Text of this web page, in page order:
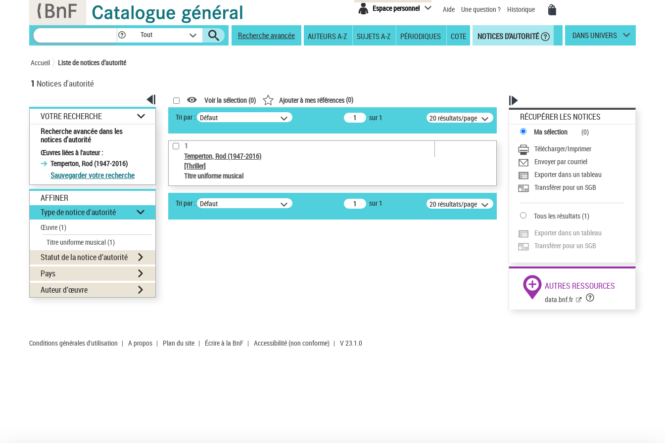
Espace personnel Aide Une question ? Historique
Tout Recherche avancée AUTEURS A-Z SUJETS A-Z PÉRIODIQUES COTE NOTICES D'AUTORITÉ DANS UNIVERS
Accueil Liste de notices d’autorité
1 Notices d'autorité
VOTRE RECHERCHE
Recherche avancée dans les
notices d’autorité
Œuvres liées à l'auteur :
Temperton, Rod (1947-2016)
Sauvegarder votre recherche
AFFINER
Type de notice d'autorité
Œuvre(1)
Titre uniforme musical(1)
Statut de la notice d’autorité
Pays
Auteur d’œuvre
Voir la sélection (0) Ajouter à mes références(0)
Tri par : Défaut sur 1 20 résultats/page
1
Temperton, Rod (1947-2016)
[Thriller]
Titre uniforme musical
Tri par : Défaut sur 1 20 résultats/page
RÉCUPÉRER LES NOTICES
Ma sélection (0)
Télécharger/Imprimer
Envoyer par courriel
Exporter dans un tableau
Transférer pour un SGB
Tous les résultats(1)
Exporter dans un tableau
Transférer pour un SGB
AUTRES RESSOURCES
data.bnf.fr
Conditions générales d'utilisation | A propos | Plan du site | Écrire à la BnF | Accessibilité (non conforme) | V 23.1.0
Panneau de gestion des cookies